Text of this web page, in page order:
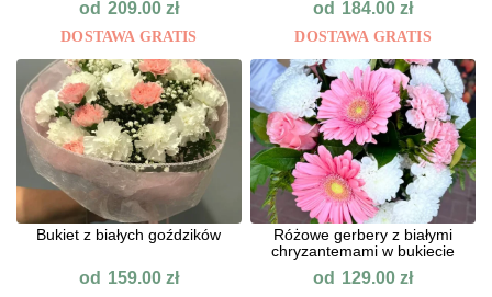
od 209.00 zł
DOSTAWA GRATIS
od 184.00zł
DOSTAWA GRATIS
Bukiet z białych goździków
od 159.00 zł
Różowe gerbery z białymi
chryzantemami w bukiecie
od 129.00zł